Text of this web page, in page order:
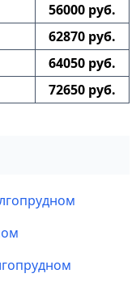
56000 руб.
62870 руб.
64050 руб.
72650 руб.